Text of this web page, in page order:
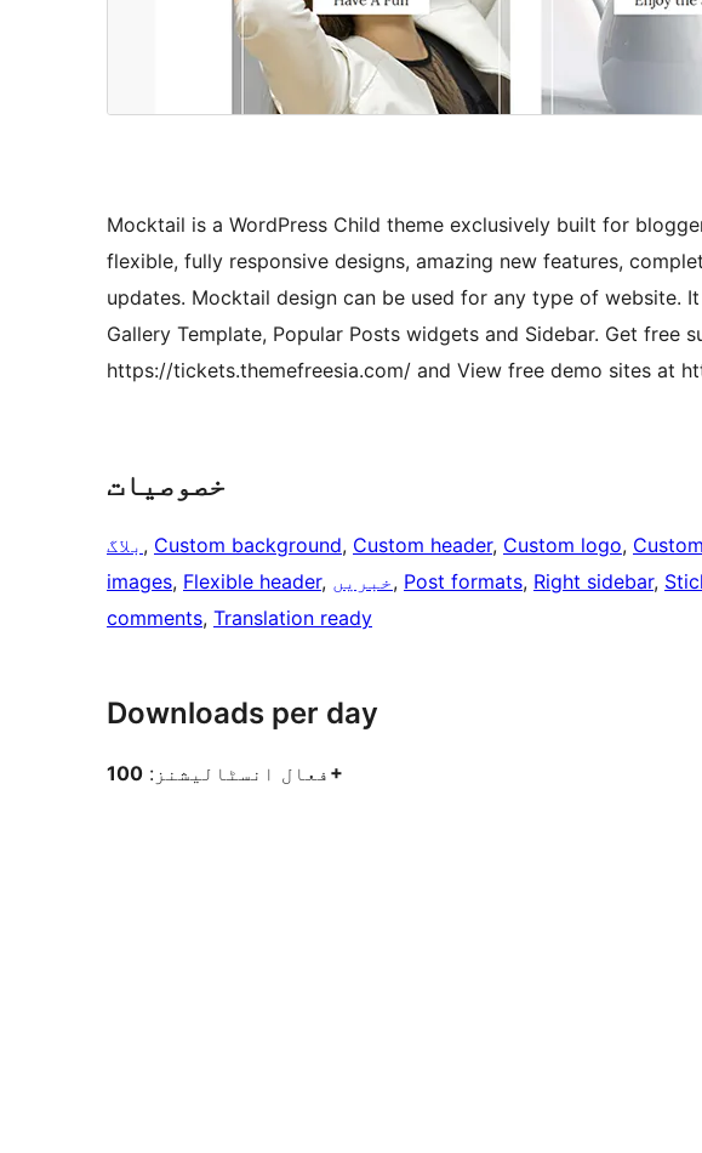
Mocktail is a WordPress Child theme exclusively built for
flexible, fully responsive designs, amazing new features,
updates. Mocktail design can be used for any type of website.
Gallery Template, Popular Posts widgets and Sidebar. Get free
https://tickets.themefreesia.com/ and View free demo sites at
خصوصیات
بلاگ , Custom background, Custom header, Custom logo,
images, Flexible header, خبریں, Post formats, Right sidebar,
comments, Translation ready
Downloads per day
فعال انسٹالیشنز: 100+